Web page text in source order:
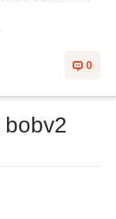
0
bobv2